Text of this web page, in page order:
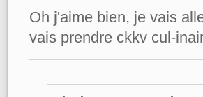
Oh j'aime bien, je vais
vais prendre ckkv cul-